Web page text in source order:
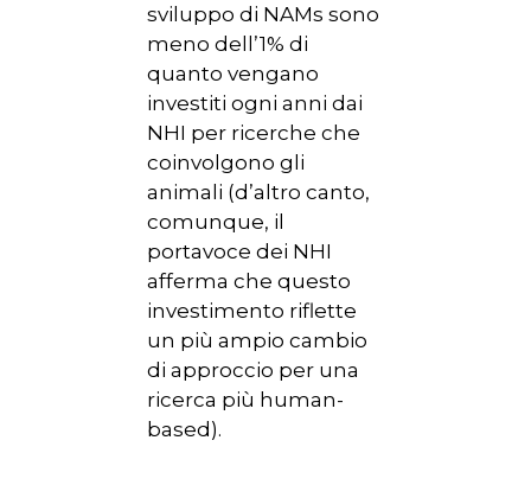
sviluppo di NAMs sono
meno dell’1% di
quanto vengano
investiti ogni anni dai
NHI per ricerche che
coinvolgono gli
animali (d’altro canto,
comunque, il
portavoce dei NHI
afferma che questo
investimento riflette
un più ampio cambio
di approccio per una
ricerca più human-
based).